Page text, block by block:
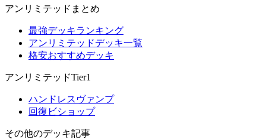
アンリミテッドまとめ
最強デッキランキング
アンリミテッドデッキ一覧
格安おすすめデッキ
アンリミテッドTier1
ハンドレスヴァンプ
回復ビショップ
その他のデッキ記事